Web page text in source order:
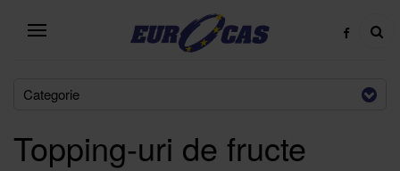
Categorie
Topping-uri de fructe